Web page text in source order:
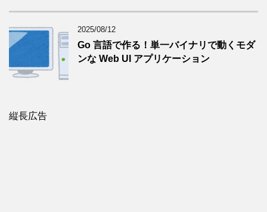
2025/08/12
Go 言語で作る！単一バイナリで動くモダ
ンな Web UI アプリケーション
縦長広告